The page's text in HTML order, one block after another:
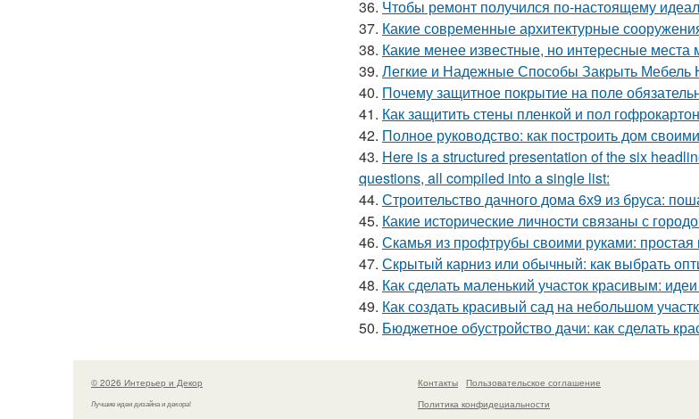
36. Чтобы ремонт получился по-настоящему
37. Какие современные архитектурные
38. Какие менее известные, но интересные места
39. Легкие и Надежные Способы Закрыть
40. Почему защитное покрытие на поле
41. Как защитить стены пленкой и пол
42. Полное руководство: как построить дом
43. Here is a structured presentation of the six
questions, all compiled into a single list:
44. Строительство дачного дома 6х9 из бруса:
45. Какие исторические личности связаны с
46. Скамья из профтрубы своими руками: простая
47. Скрытый карниз или обычный: как выбрать
48. Как сделать маленький участок красивым:
49. Как создать красивый сад на небольшом
50. Бюджетное обустройство дачи: как сделать
© 2026 Интерьер и Декор
Лучшие идеи дизайна и декора!
Контакты
Пользовательское соглашение
Политика конфидециальности